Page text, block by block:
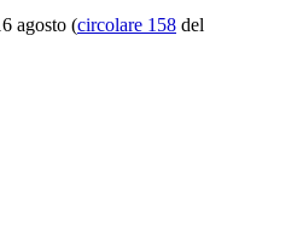
agosto (circolare 158 del